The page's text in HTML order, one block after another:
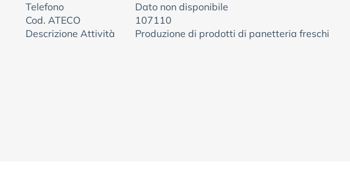
Telefono
Dato non disponibile
Cod. ATECO
107110
Descrizione Attività
Produzione di prodotti di panetteria freschi